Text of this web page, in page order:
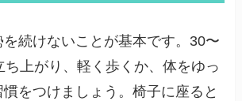
続けないことが基本です。30〜
ち上がり、軽く歩くか、体をゆっ
慣をつけましょう。椅子に座ると